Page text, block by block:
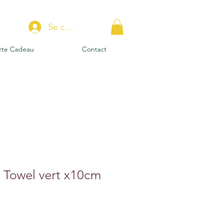
Se connecter
Cadeau Contact
vert x10cm